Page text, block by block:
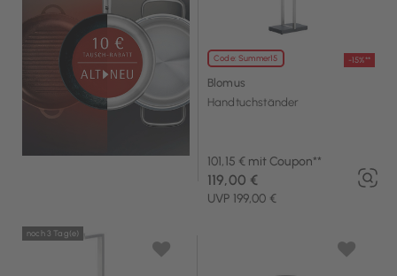
Code: Summer15 -15%**
Blomus
Handtuchständer
101,15 € mit Coupon**
UVP 199,00 €
119,00 €
noch 3 Tag(e)